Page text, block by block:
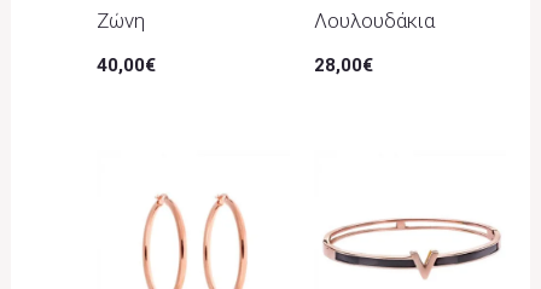
Ζώνη
40,00€
Λουλουδάκια
28,00€